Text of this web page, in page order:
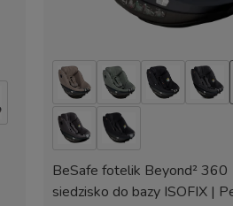
BeSafe fotelik Beyond² 360
siedzisko do bazy ISOFIX |